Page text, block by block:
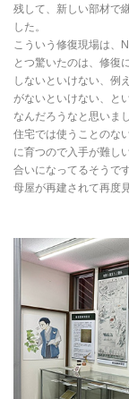
残して、新しい部材で
した。
こういう修復現場は、
とつ驚いたのは、修復
しないといけない、例
がないといけない、と
なんだろうなと思いま
住宅では使うことのな
に育つので入手が難し
合いになってるそうです
母屋が再建されて再度